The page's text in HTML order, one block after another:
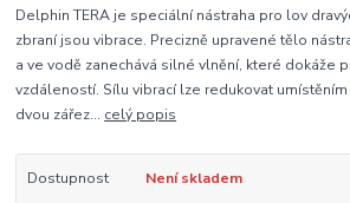
Delphin TERA je speciální nástraha pro lov
zbraní jsou vibrace. Precizně upravené tělo
a ve vodě zanechává silné vlnění, které dokáže
vzdáleností. Sílu vibrací lze redukovat umístěním
dvou zářez... celý popis
Dostupnost Není skladem